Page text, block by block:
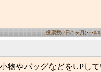
投票数(7日/1ヶ月)･･･
物やバッグなどをUPし